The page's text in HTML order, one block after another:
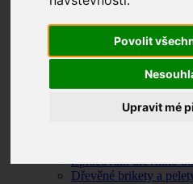
Povolit
Upravit mé
Legislativa v energetice
Otázky a odpovědi
Elektřina
Chytrá Rezidence
Ceník elektřiny,
Lokální distribuční
Zpracování dřevního
Dřevěné brikety a